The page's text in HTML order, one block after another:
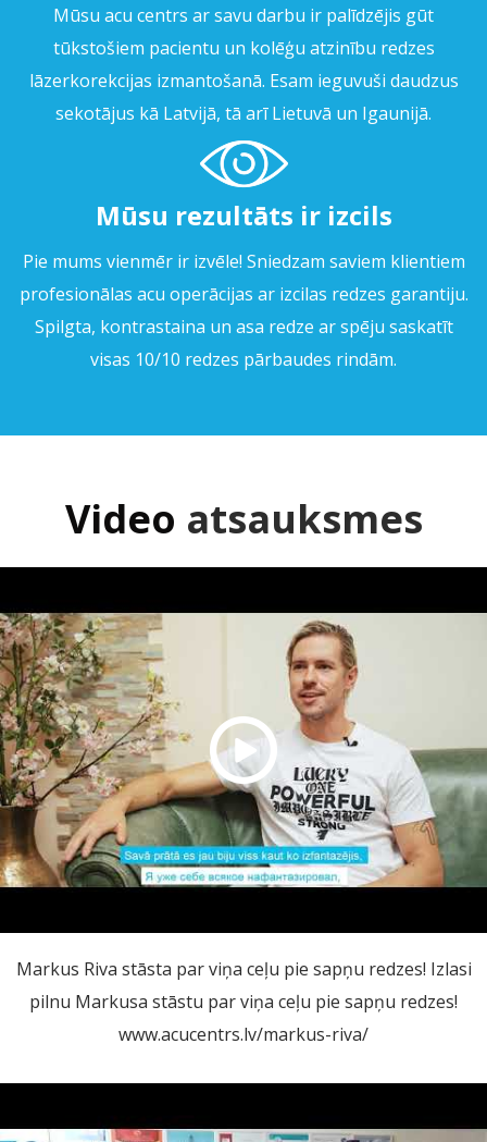
Mūsu acu centrs ar savu darbu ir palīdzējis gūt
tūkstošiem pacientu un kolēģu atzinību redzes
lāzerkorekcijas izmantošanā. Esam ieguvuši daudzus
sekotājus kā Latvijā, tā arī Lietuvā un Igaunijā.
Mūsu rezultāts ir izcils
Pie mums vienmēr ir izvēle! Sniedzam saviem klientiem
profesionālas acu operācijas ar izcilas redzes garantiju.
Spilgta, kontrastaina un asa redze ar spēju saskatīt
visas 10/10 redzes pārbaudes rindām.
Video atsauksmes
Markus Riva stāsta par viņa ceļu pie sapņu redzes! Izlasi
pilnu Markusa stāstu par viņa ceļu pie sapņu redzes!
www.acucentrs.lv/markus-riva/